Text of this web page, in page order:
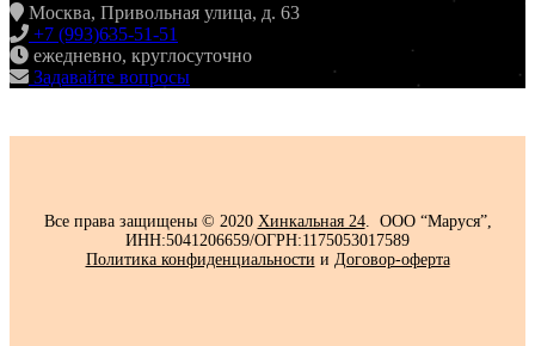
Москва, Привольная улица, д. 63
+7 (993)635-51-51
ежедневно, круглосуточно
Задавайте вопросы
Все права защищены © 2020 Хинкальная 24. ООО “Маруся”,
ИНН:5041206659/ОГРН:1175053017589
Политика конфиденциальности‍ и Договор-оферта